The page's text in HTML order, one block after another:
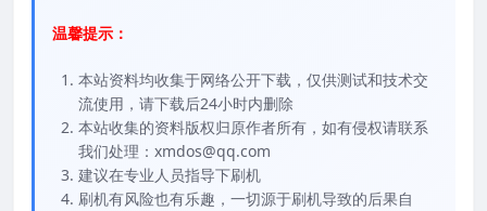
温馨提示：
本站资料均收集于网络公开下载，仅供测试和技术交
流使用，请下载后24小时内删除
本站收集的资料版权归原作者所有，如有侵权请联系
我们处理：xmdos@qq.com
建议在专业人员指导下刷机
刷机有风险也有乐趣，一切源于刷机导致的后果自